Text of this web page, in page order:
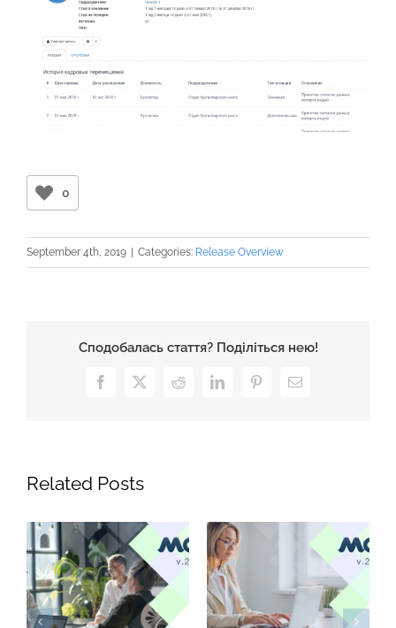
0
September 4th, 2019 | Categories: Release Overview
Сподобалась стаття? Поділіться нею!
Facebook
X RedditLinkedInPinterestEmail
Related Posts